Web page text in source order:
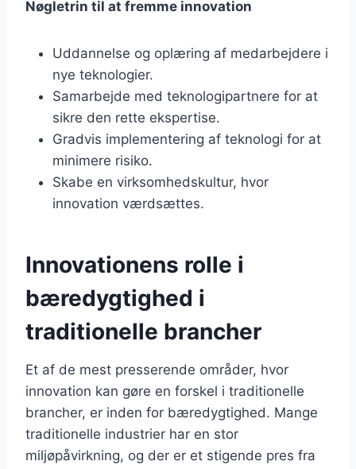
Nøgletrin til at fremme innovation
Uddannelse og oplæring af medarbejdere i
nye teknologier.
Samarbejde med teknologipartnere for at
sikre den rette ekspertise.
Gradvis implementering af teknologi for at
minimere risiko.
Skabe en virksomhedskultur, hvor
innovation værdsættes.
Innovationens rolle i
bæredygtighed i
traditionelle brancher
Et af de mest presserende områder, hvor
innovation kan gøre en forskel i traditionelle
brancher, er inden for bæredygtighed. Mange
traditionelle industrier har en stor
miljøpåvirkning, og der er et stigende pres fra